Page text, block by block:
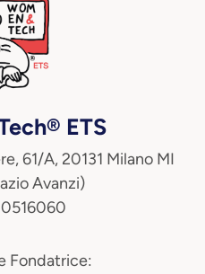
ETS
61/A, 20131 Milano MI
Avanzi)
Fondatrice: